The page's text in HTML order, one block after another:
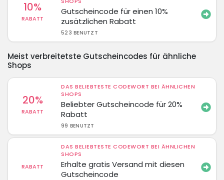
10%
RABATT
Gutscheincode für einen 10%
zusätzlichen Rabatt
523 BENUTZT
Meist verbreitetste Gutscheincodes für ähnliche
Shops
20%
RABATT
DAS BELIEBTESTE CODEWORT BEI ÄHNLICHEN
SHOPS
Beliebter Gutscheincode für 20%
Rabatt
99 BENUTZT
RABATT
DAS BELIEBTESTE CODEWORT BEI ÄHNLICHEN
SHOPS
Erhalte gratis Versand mit diesen
Gutscheincode